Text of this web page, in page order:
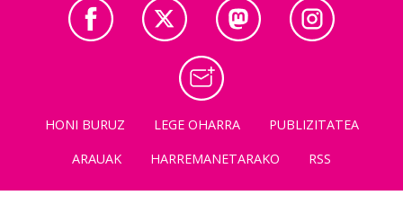
HONI BURUZ LEGE OHARRA
PUBLIZITATEA
ARAUAK
HARREMANETARAKO RSS